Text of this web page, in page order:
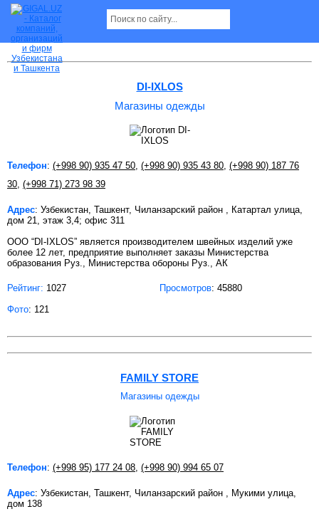
Магазины одежды в Ташкенте
DI-IXLOS
Магазины одежды
Телефон: (+998 90) 935 47 50 (+998 90) 935 43 80 (+998 90) 187 76
30 (+998 71) 273 98 39
Адрес: Узбекистан, Ташкент, Чиланзарский район , Катартал улица,
дом 21, этаж 3,4; офис 311
OOO “DI-IXLOS” является производителем швейных изделий уже
более 12 лет, предприятие выполняет заказы Министерства
образования Руз., Министерства обороны Руз., АК
Рейтинг: 1027 Просмотров: 45880
Фото: 121
FAMILY STORE
Магазины одежды
Телефон: (+998 95) 177 24 08, (+998 90) 994 65 07
Адрес: Узбекистан, Ташкент, Чиланзарский район , Мукими улица,
дом 138